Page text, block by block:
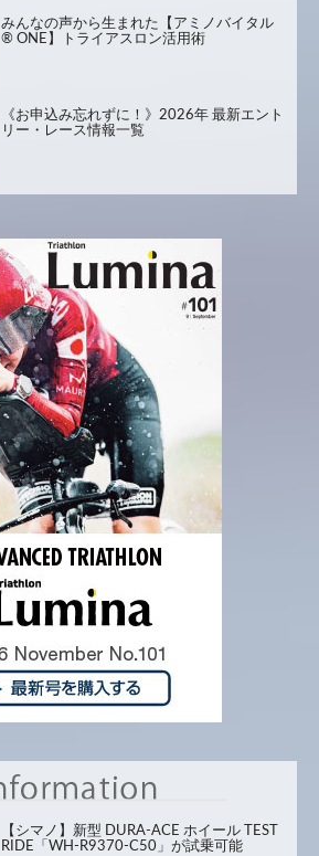
みんなの声から生まれた【アミノバイタル
® ONE】トライアスロン活用術
《お申込み忘れずに！》2026年 最新エント
リー・レース情報一覧
【シマノ】新型 DURA-ACE ホイール TEST
RIDE「WH-R9370-C50」が試乗可能